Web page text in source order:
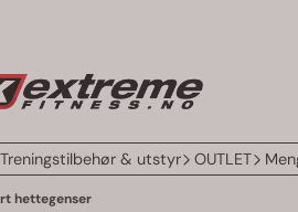
Treningstilbehør & utstyr OUTLET
hettegenser